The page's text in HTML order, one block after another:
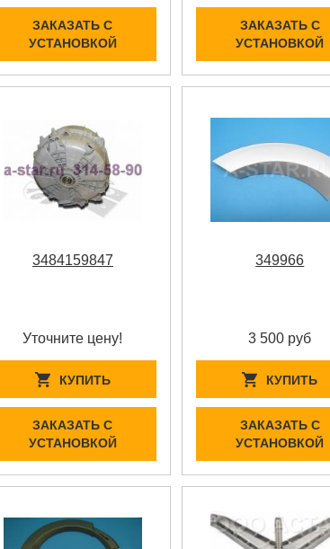
ЗАКАЗАТЬ С
УСТАНОВКОЙ
ЗАКАЗАТЬ С
УСТАНОВКОЙ
3484159847
Уточните цену!
КУПИТЬ
ЗАКАЗАТЬ С
УСТАНОВКОЙ
349966
3 500 руб
КУПИТЬ
ЗАКАЗАТЬ С
УСТАНОВКОЙ